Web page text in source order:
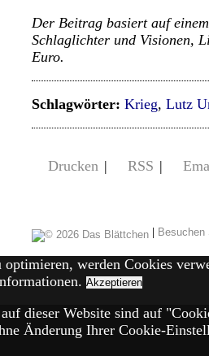
Der Beitrag basiert auf
Schlaglichter und Visionen,
Euro.
Schlagwörter: Krieg, Lutz
Drucken | RSS |
|
werden Cookies
Akzeptieren
dieser Website sind auf
Änderung Ihrer Cookie-